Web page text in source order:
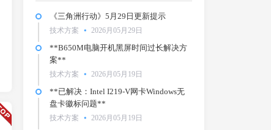
技术方案
《三角洲行动》5月29日更新提示
技术方案 2026月05月29日
**B650M电脑开机黑屏时间过长解决方
案**
技术方案 2026月05月19日
**已解决：Intel I219-V网卡Windows无
盘卡徽标问题**
技术方案 2026月05月19日